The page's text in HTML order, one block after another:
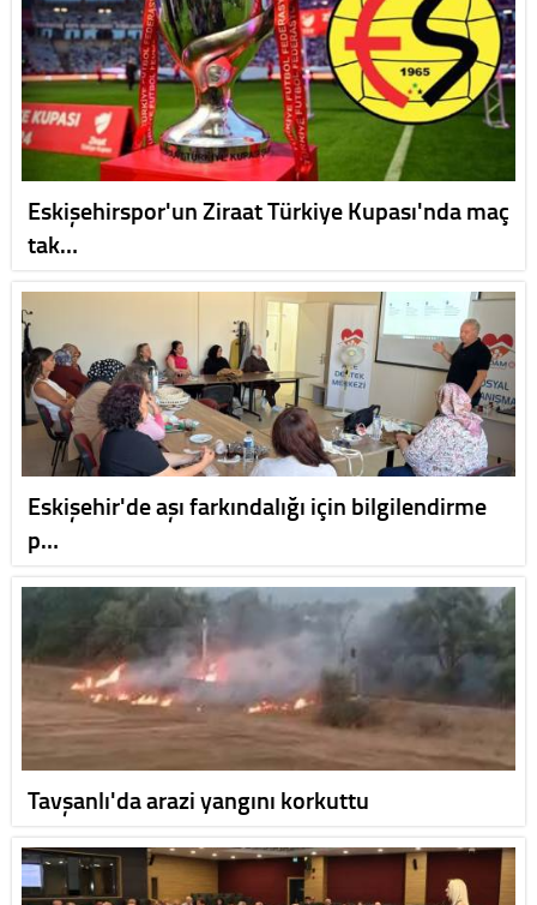
Eskişehirspor'un Ziraat Türkiye Kupası'nda maç
tak…
Eskişehir'de aşı farkındalığı için bilgilendirme
p…
Tavşanlı'da arazi yangını korkuttu